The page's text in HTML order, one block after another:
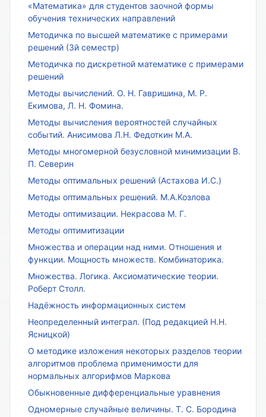
«Математика» для студентов заочной формы
обучения технических направлений
Методичка по высшей математике с примерами
решений (3й семестр)
Методичка по дискретной математике с примерами
решений
Методы вычислений. О. Н. Гавришина, М. Р.
Екимова, Л. Н. Фомина.
Методы вычисления вероятностей случайных
событий. Анисимова Л.Н. Федоткин М.А.
Методы многомерной безусловной минимизации В.
П. Северин
Методы оптимальных решений (Астахова И.С.)
Методы оптимальных решений. М.А.Козлова
Методы оптимизации. Некрасова М. Г.
Методы оптимитизации
Множества и операции над ними. Отношения и
функции. Мощность множеств. Комбинаторика.
Множества. Логика. Аксиоматические теории.
Роберт Столл.
Надёжность информационных систем
Неопределенный интеграл. (Под редакцией Н.Н.
Ясницкой)
О методике изложения некоторых разделов теории
алгоритмов проблема применимости для
нормальных алгорифмов Маркова
Обыкновенные дифференциальные уравнения
Одномерные случайные величины. Т. С. Бородина